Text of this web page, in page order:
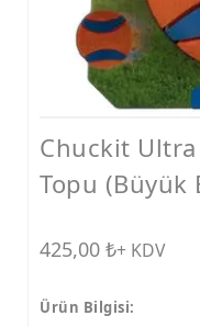
Tarak ve Makas
Mama ve Su Kapları
Tasmalar
Bakım Ürünleri
Tırmalamalar
Chuckit
Topu (Büyük
425,00 ₺+ KDV
Ürün Bilgisi: